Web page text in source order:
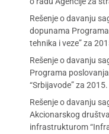
Rešenje o davanju
dopunama
tehnika i veze” za
Rešenje o davanju
Programa
“Srbijavode” za
Rešenje o davanju
Akcionarskog
infrastrukturom